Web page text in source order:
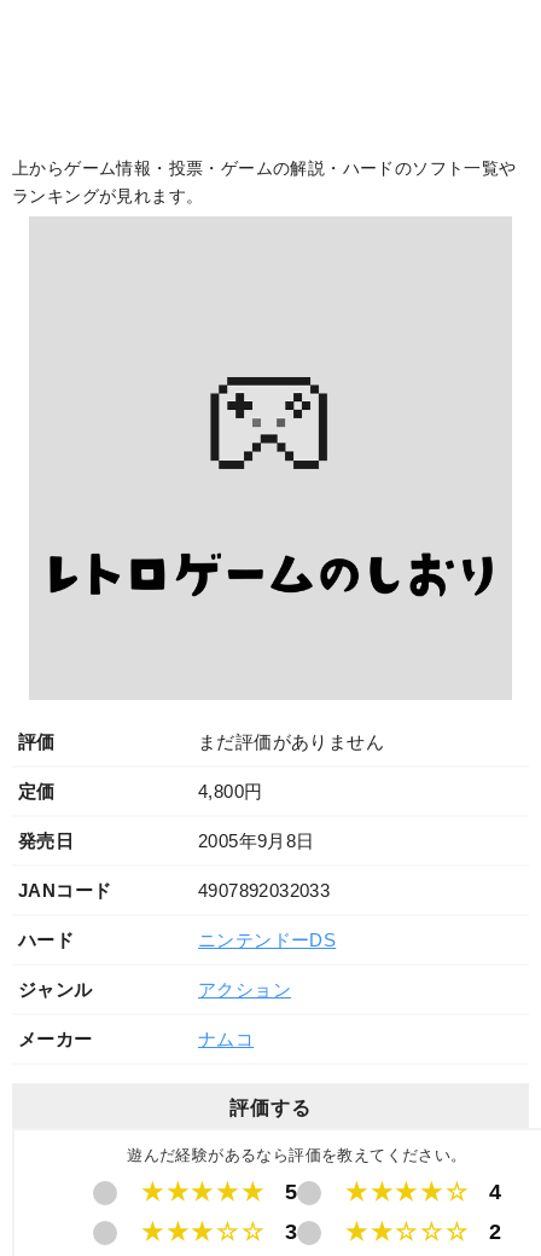
上からゲーム情報・投票・ゲームの解説・ハードのソフト一覧や
ランキングが見れます。
評価 まだ評価がありません
定価 4,800円
発売日 2005年9月8日
JANコード 4907892032033
ハード ニンテンドーDS
ジャンル アクション
メーカー ナムコ
評価する
遊んだ経験があるなら評価を教えてください。
★★★★★ 5 ★★★★☆
4
★★★☆☆
3 ★★☆☆☆
2